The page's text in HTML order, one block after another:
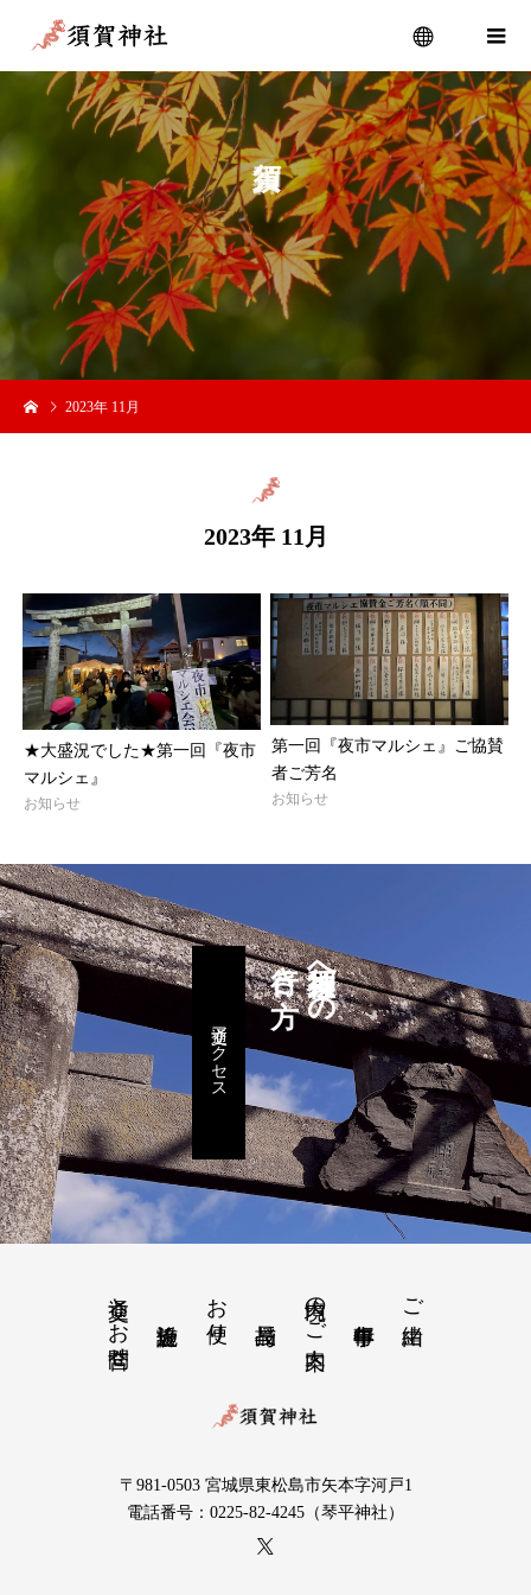
menu
か
2023年 11月
2023年 11月
★大盛況でした★第一回『夜市
マルシェ』
お知らせ
第一回『夜市マルシェ』ご協賛
者ご芳名
お知らせ
須賀神社への
行き方
交通アクセス
ご由緒
境内のご案内
お便り
交通とお問合せ
〒981-0503 宮城県東松島市矢本字河戸1
電話番号：0225-82-4245（琴平神社）